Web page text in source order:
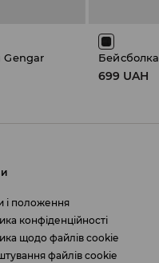
Gengar Бейсболка
699 UAH
і положення
конфіденційності
щодо файлів cookie
файлів cookie